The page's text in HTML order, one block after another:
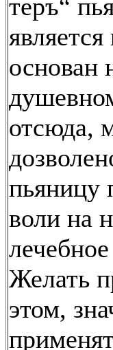
теръ“
основан
отсюда,
пьяницу
воли на
Желать
этом,